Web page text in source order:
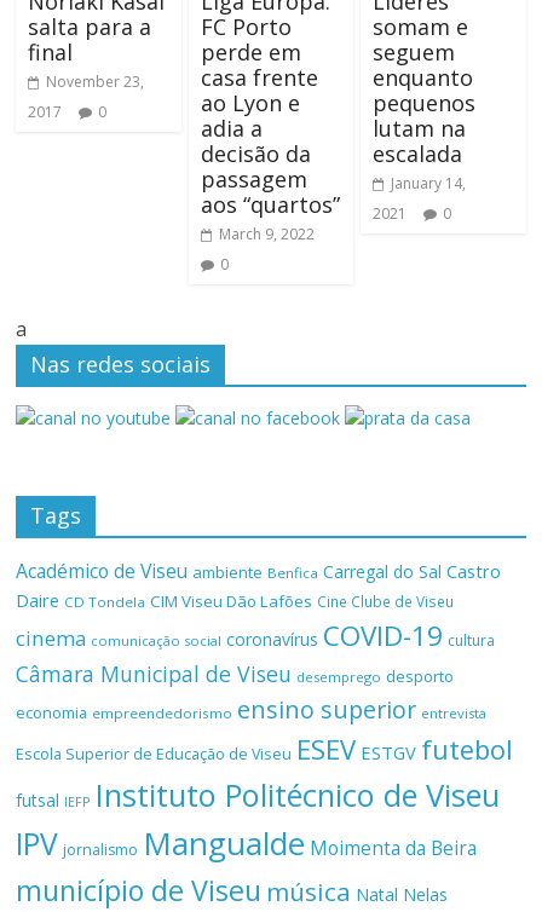
salta para a
final
November 23,
2017
0
FC Porto
perde em
casa frente
ao Lyon e
adia a
decisão da
passagem
aos “quartos”
March 9, 2022
0
somam e
seguem
enquanto
pequenos
lutam na
escalada
January 14,
2021
0
a
Nas redes sociais
Tags
Académico de Viseu ambiente Benfica Carregal do Sal Castro
Daire CD Tondela CIM Viseu Dão Lafões Cine Clube de Viseu
cinema comunicação social coronavírus COVID-19 cultura
Câmara Municipal de Viseu desemprego desporto
economia empreendedorismo ensino superior entrevista
Escola Superior de Educação de Viseu ESEV ESTGV futebol
futsal IEFP Instituto Politécnico de Viseu
IPV jornalismo Mangualde Moimenta da Beira
município de Viseu música Natal Nelas